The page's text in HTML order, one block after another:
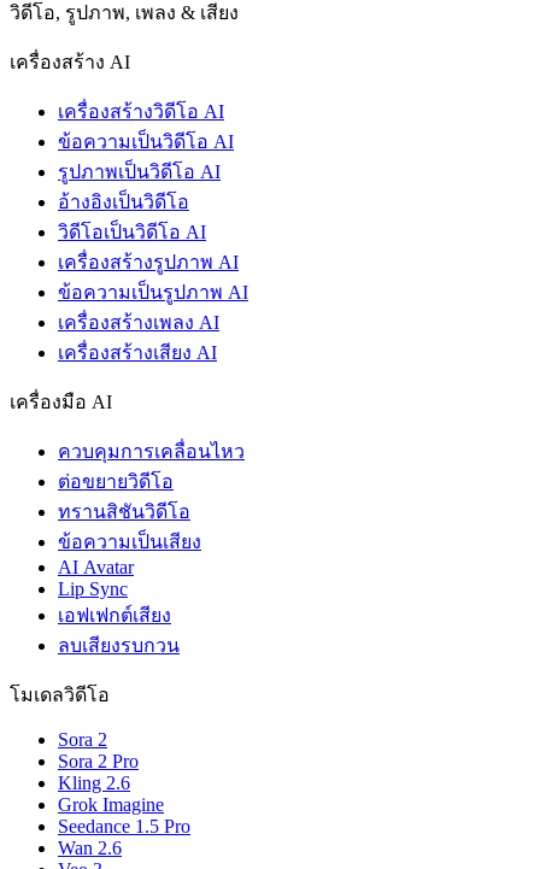
วิดีโอ, รูปภาพ, เพลง & เสียง
เครื่องสร้าง AI
เครื่องสร้างวิดีโอ AI
ข้อความเป็นวิดีโอ AI
รูปภาพเป็นวิดีโอ AI
อ้างอิงเป็นวิดีโอ
วิดีโอเป็นวิดีโอ AI
เครื่องสร้างรูปภาพ AI
ข้อความเป็นรูปภาพ AI
เครื่องสร้างเพลง AI
เครื่องสร้างเสียง AI
เครื่องมือ AI
ควบคุมการเคลื่อนไหว
ต่อขยายวิดีโอ
ทรานสิชันวิดีโอ
ข้อความเป็นเสียง
AI Avatar
Lip Sync
เอฟเฟกต์เสียง
ลบเสียงรบกวน
โมเดลวิดีโอ
Sora 2
Sora 2 Pro
Kling 2.6
Grok Imagine
Seedance 1.5 Pro
Wan 2.6